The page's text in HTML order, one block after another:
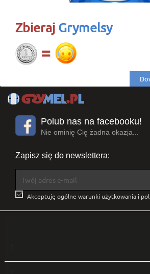
Zbieraj Grymelsy
Polub nas na facebooku!
Nie ominię Cię żadna okazja...
Zapisz się do newslettera:
 Akceptuję ogólne warunki użytkowania i